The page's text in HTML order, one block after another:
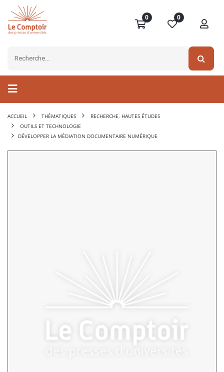
0 0
ACCUEIL THÉMATIQUES
RECHERCHE, HAUTES ÉTUDES
OUTILS ET TECHNOLOGIE
DÉVELOPPER LA MÉDIATION DOCUMENTAIRE NUMÉRIQUE